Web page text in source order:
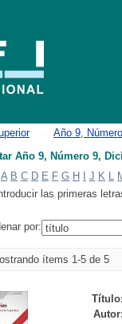
Año 9,
Año 9, Número 9,
A B C D E F G H J K L
las primeras
por:
ítems 1-5 de 5